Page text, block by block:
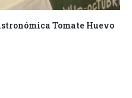
Tomate Huevo